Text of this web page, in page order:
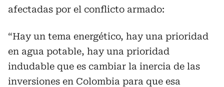
afectadas por el conflicto armado:
“Hay un tema energético, hay una prioridad
en agua potable, hay una prioridad
indudable que es cambiar la inercia de las
inversiones en Colombia para que esa